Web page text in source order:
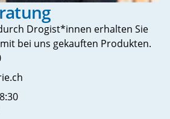
Drogist*innen erhalten Sie
bei uns gekauften Produkten.